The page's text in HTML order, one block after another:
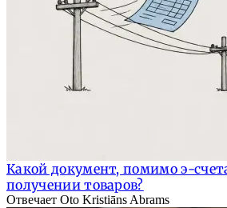
Какой документ, помимо э-
получении товаров?
Отвечает Oto Kristiāns Abrams